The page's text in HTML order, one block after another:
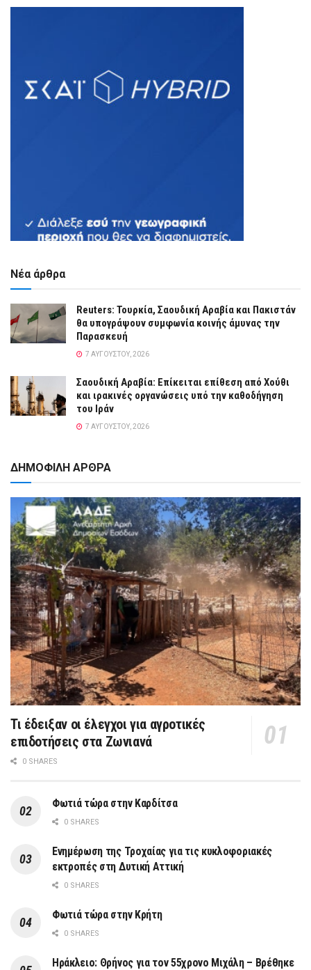
Νέα άρθρα
Reuters: Τουρκία, Σαουδική Αραβία και Πακιστάν
θα υπογράψουν συμφωνία κοινής άμυνας την
Παρασκευή
7 ΑΥΓΟΎΣΤΟΥ, 2026
Σαουδική Αραβία: Επίκειται επίθεση από Χούθι
και ιρακινές οργανώσεις υπό την καθοδήγηση
του Ιράν
7 ΑΥΓΟΎΣΤΟΥ, 2026
ΔΗΜΟΦΙΛΗ ΑΡΘΡΑ
Τι έδειξαν οι έλεγχοι για αγροτικές
επιδοτήσεις στα Ζωνιανά
0 SHARES
Φωτιά τώρα στην Καρδίτσα
0 SHARES
Ενημέρωση της Τροχαίας για τις κυκλοφοριακές
εκτροπές στη Δυτική Αττική
0 SHARES
Φωτιά τώρα στην Κρήτη
0 SHARES
Ηράκλειο: Θρήνος για τον 55χρονο Μιχάλη – Βρέθηκε